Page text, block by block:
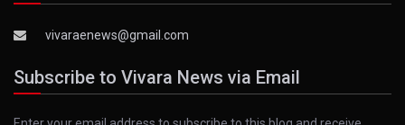
vivaraenews@gmail.com
Subscribe to Vivara News via Email